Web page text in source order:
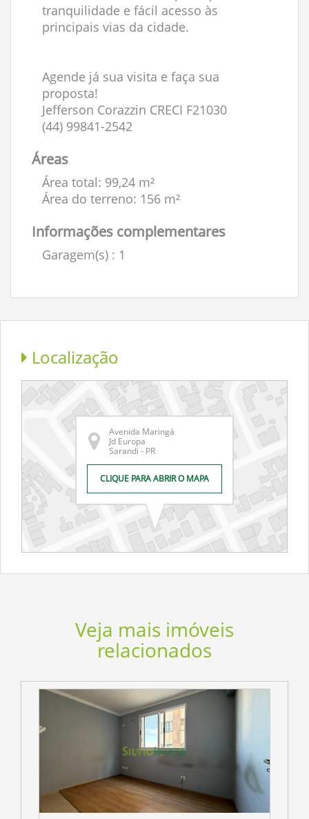
tranquilidade e fácil acesso às
principais vias da cidade.
Agende já sua visita e faça sua
proposta!
Jefferson Corazzin CRECI F21030
(44) 99841-2542
Áreas
Área total: 99,24 m²
Área do terreno: 156 m²
Informações complementares
Garagem(s) : 1
Localização
Avenida Maringá
Jd Europa
Sarandi - PR
CLIQUE PARA ABRIR O MAPA
Veja mais imóveis
relacionados